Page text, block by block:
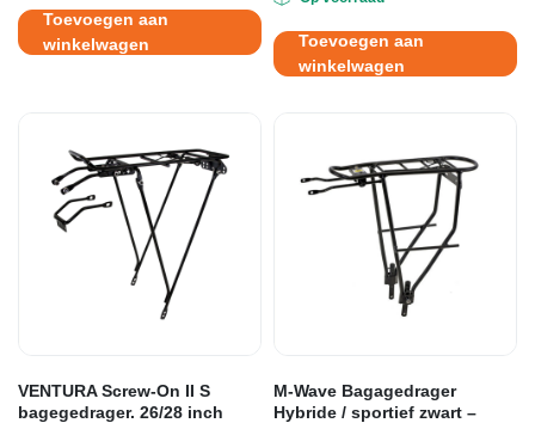
Toevoegen aan
winkelwagen
Toevoegen aan
winkelwagen
VENTURA Screw-On II S
bagegedrager. 26/28 inch
M-Wave Bagagedrager
Hybride / sportief zwart –